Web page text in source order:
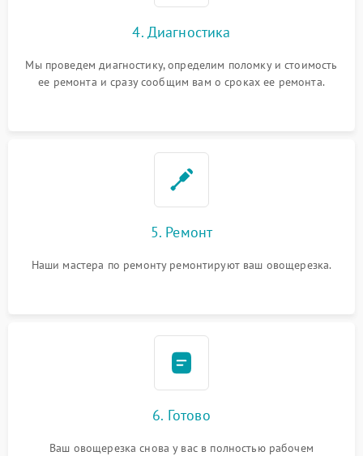
4. Диагностика
Мы проведем диагностику, определим поломку и стоимость
ее ремонта и сразу сообщим вам о сроках ее ремонта.
5. Ремонт
Наши мастера по ремонту ремонтируют ваш овощерезка.
6. Готово
Ваш овощерезка снова у вас в полностью рабочем